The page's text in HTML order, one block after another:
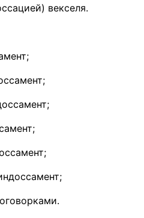
векселя.